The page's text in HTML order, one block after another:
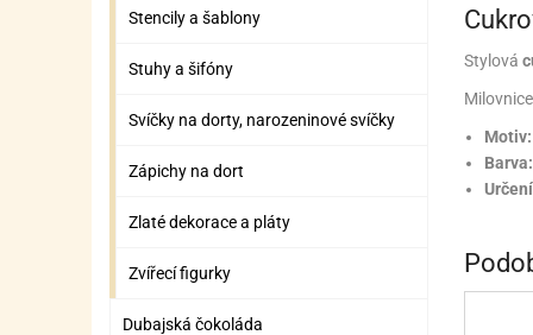
BOXY A TAŠKY NA POMŮCKY
ZÁBAVNÉ HRAČKY, DOPLŇKY
VÝROBA SLIZU
ZÁBAVNÍ PYROTECHNIKA
Stencily a šablony
Stuhy a šifóny
Svíčky na dorty, narozeninové svíčky
Zápichy na dort
Zlaté dekorace a pláty
Zvířecí figurky
Dubajská čokoláda
Stylová
Motiv:
Barva: